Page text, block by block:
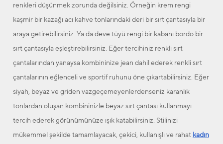
renkleri düşünmek zorunda değilsiniz. Örneğin krem rengi
kaşmir bir kazağı acı kahve tonlarındaki deri bir sırt çantasıyla bir
araya getirebilirsiniz. Ya da deve tüyü rengi bir kabanı bordo bir
sırt çantasıyla eşleştirebilirsiniz. Eğer tercihiniz renkli sırt
çantalarından yanaysa kombininize jean dahil ederek renkli sırt
çantalarının eğlenceli ve sportif ruhunu öne çıkartabilirsiniz. Eğer
siyah, beyaz ve griden vazgeçemeyenlerdenseniz karanlık
tonlardan oluşan kombininizle beyaz sırt çantası kullanmayı
tercih ederek görünümünüze ışık katabilirsiniz. Stilinizi
mükemmel şekilde tamamlayacak, çekici, kullanışlı ve rahat kadın